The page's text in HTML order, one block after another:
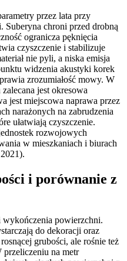
przez lata przy
Suberyna chroni przed drobną
ogranicza pęknięcia
czyszczenie i stabilizuje
nie pyli, a niska emisja
widzenia akustyki korek
zrozumiałość mowy. W
jest okresowa
jest miejscowa naprawa przez
narażonych na zabrudzenia
ułatwiają czyszczenie.
rozwojowych
w mieszkaniach i biurach
i porównanie z
wykończenia powierzchni.
do dekoracji oraz
grubości, ale rośnie też
przeliczeniu na metr